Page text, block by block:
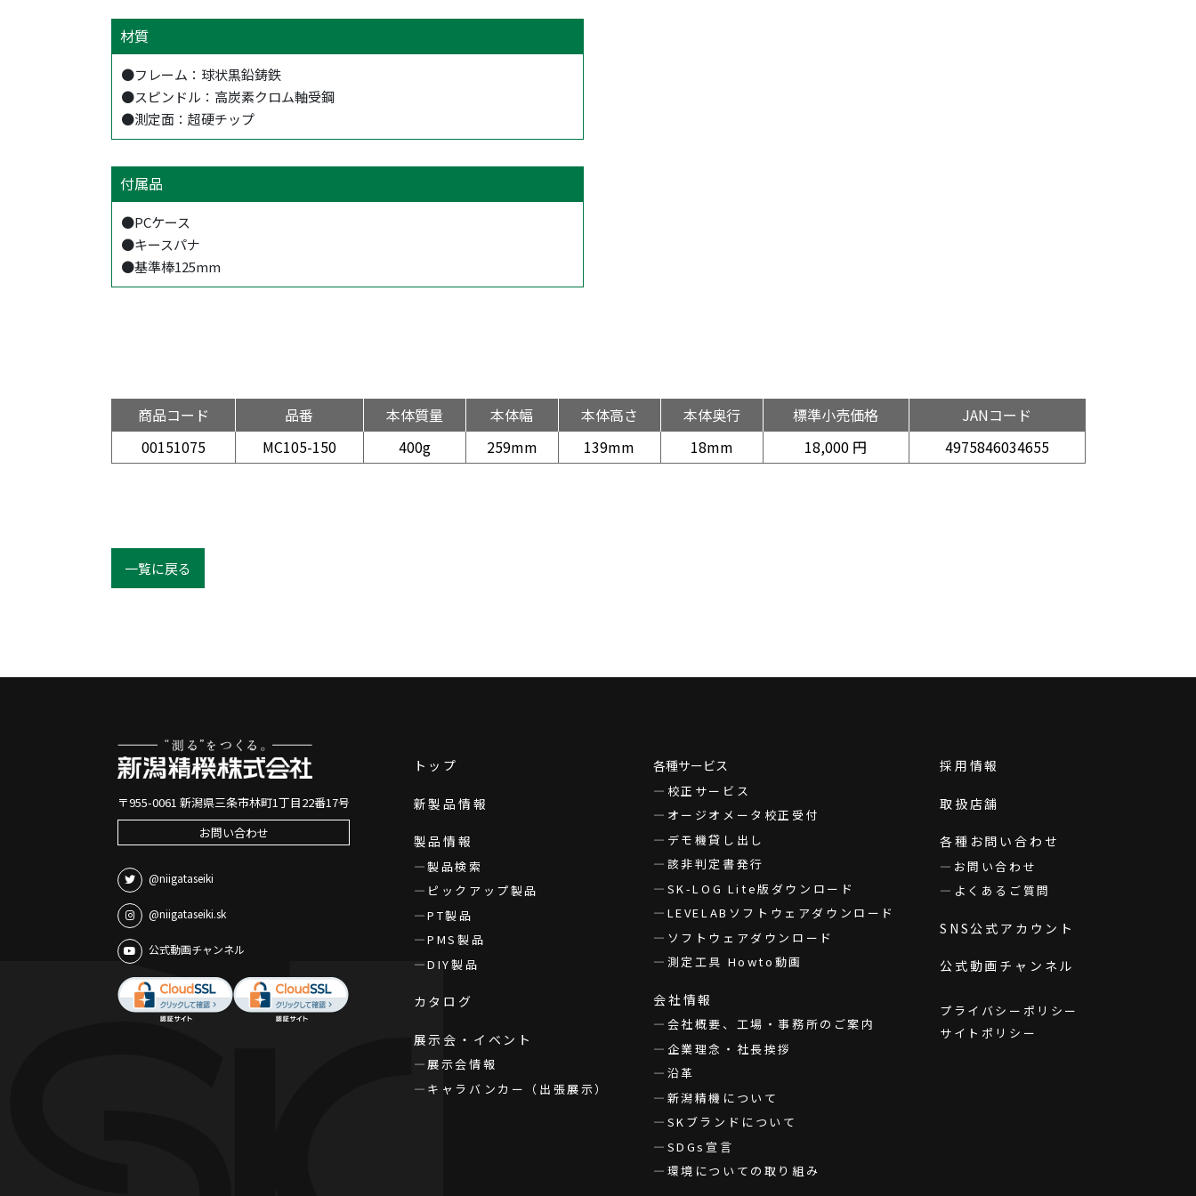
材質
●フレーム：球状黒鉛鋳鉄
●スピンドル：高炭素クロム軸受鋼
●測定面：超硬チップ
付属品
●PCケース
●キースパナ
●基準棒125mm
商品コード 品番 本体質量 本体幅 本体高さ 本体奥行 標準小売価格
JANコード
00151075
MC105-150 400g 259mm 139mm 18mm 18,000 円 4975846034655
一覧に戻る
〒955-0061 新潟県三条市林町1丁目22番17号
お問い合わせ
@niigataseiki
@niigataseiki.sk
公式動画チャンネル
トップ
新製品情報
製品情報
製品検索
ピックアップ製品
PT製品
PMS製品
DIY製品
カタログ
展示会・イベント
展示会情報
キャラバンカー（出張展示）
各種サービス
校正サービス
オージオメータ校正受付
デモ機貸し出し
該非判定書発行
SK-LOG Lite版ダウンロード
LEVELABソフトウェアダウンロード
ソフトウェアダウンロード
測定工具 Howto動画
会社情報
会社概要、工場・事務所のご案内
企業理念・社長挨拶
沿革
新潟精機について
SKブランドについて
SDGs宣言
環境についての取り組み
採用情報
取扱店舗
各種お問い合わせ
お問い合わせ
よくあるご質問
SNS公式アカウント
公式動画チャンネル
プライバシーポリシー
サイトポリシー